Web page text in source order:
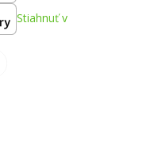
Stiahnuť v